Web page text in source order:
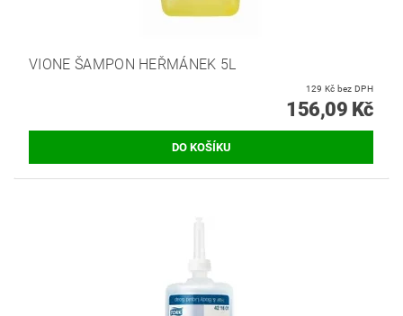
VIONE ŠAMPON HEŘMÁNEK 5L
129 Kč bez DPH
156,09 Kč